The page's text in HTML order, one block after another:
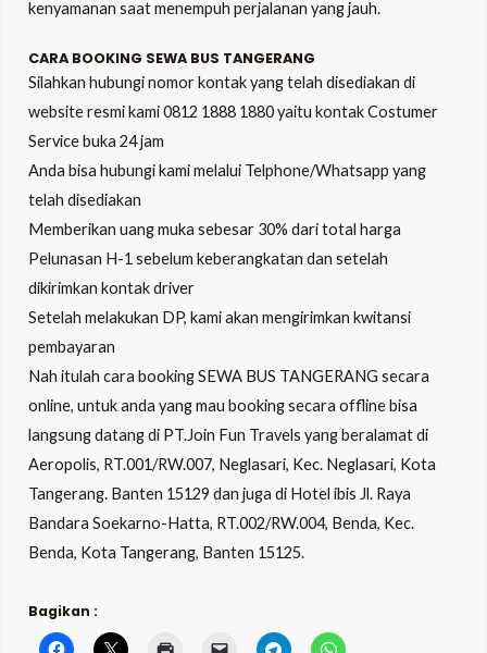
kenyamanan saat menempuh perjalanan yang jauh.
CARA BOOKING SEWA BUS TANGERANG
Silahkan hubungi nomor kontak yang telah disediakan di
website resmi kami0812 1888 1880yaitu kontak Costumer
Service buka 24 jam
Anda bisa hubungi kami melalui Telphone/Whatsapp yang
telah disediakan
Memberikan uang muka sebesar 30% dari total harga
Pelunasan H-1 sebelum keberangkatan dan setelah
dikirimkan kontak driver
Setelah melakukan DP, kami akan mengirimkan kwitansi
pembayaran
Nah itulah cara booking SEWA BUS TANGERANG secara
online, untuk anda yang mau booking secara offline bisa
langsung datang di PT.Join Fun Travels yang beralamat di
Aeropolis, RT.001/RW.007, Neglasari, Kec. Neglasari, Kota
Tangerang. Banten 15129 dan juga di Hotel ibis Jl. Raya
Bandara Soekarno-Hatta, RT.002/RW.004, Benda, Kec.
Benda, Kota Tangerang, Banten 15125.
Bagikan :